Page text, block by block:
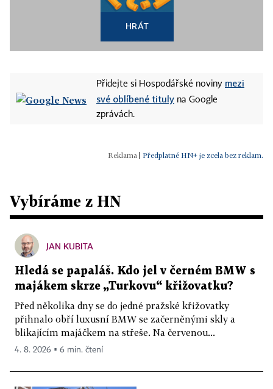
HRÁT
Přidejte si Hospodářské noviny mezi
své oblíbené tituly na Google
zprávách.
Předplatné HN+ je zcela bez reklam.
Vybíráme z HN
JAN KUBITA
Hledá se papaláš. Kdo jel v černém BMW s
majákem skrze „Turkovu“ křižovatku?
Před několika dny se do jedné pražské křižovatky
přihnalo obří luxusní BMW se začerněnými skly a
blikajícím majáčkem na střeše. Na červenou...
4. 8. 2026 ▪ 6 min. čtení